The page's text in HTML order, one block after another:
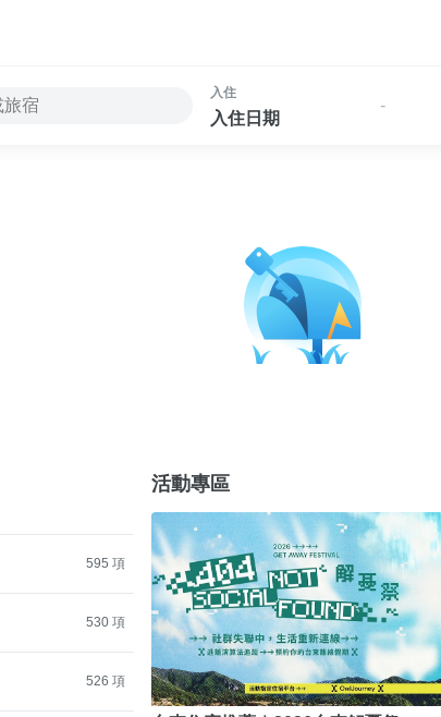
入住
入住日期
-
595 項
530 項
526 項
活動專區